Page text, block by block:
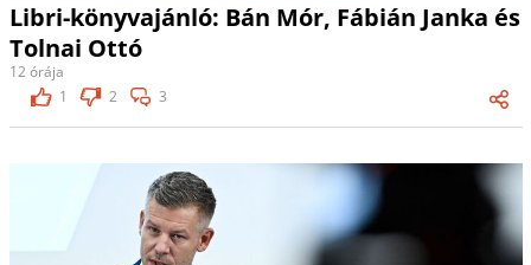
Libri-könyvajánló: Bán Mór, Fábián Janka és
Tolnai Ottó
12 órája
1
2 3